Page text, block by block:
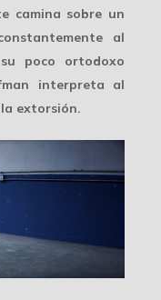
camina sobre un
al
poco ortodoxo
interpreta al
extorsión.